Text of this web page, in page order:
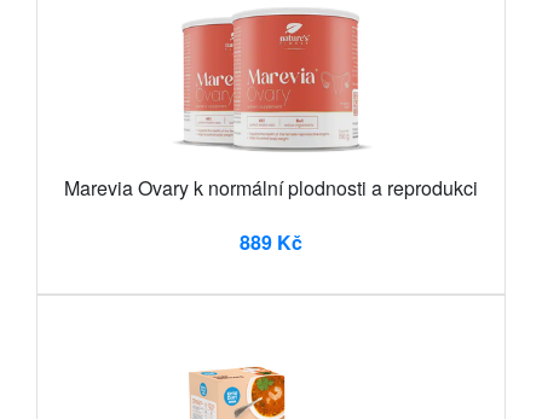
Marevia Ovary k normální plodnosti a reprodukci
889 Kč